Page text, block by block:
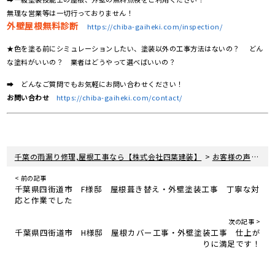
無理な営業等は一切行っておりません！
外壁屋根無料診断 https://chiba-gaiheki.com/inspection/
★色を塗る前にシミュレーションしたい、塗装以外の工事方法はないの？ どん
な塗料がいいの？ 業者はどうやって選べばいいの？
➡ どんなご質問でもお気軽にお問い合わせください！
お問い合わせ
https://chiba-gaiheki.com/contact/
千葉の雨漏り修理,屋根工事なら【株式会社四葉建装】 > お客様の声 >
< 前の記事
千葉県四街道市 F様邸 屋根葺き替え・外壁塗装工事 丁寧な対
応と作業でした
次の記事 >
千葉県四街道市 H様邸 屋根カバー工事・外壁塗装工事 仕上が
りに満足です！